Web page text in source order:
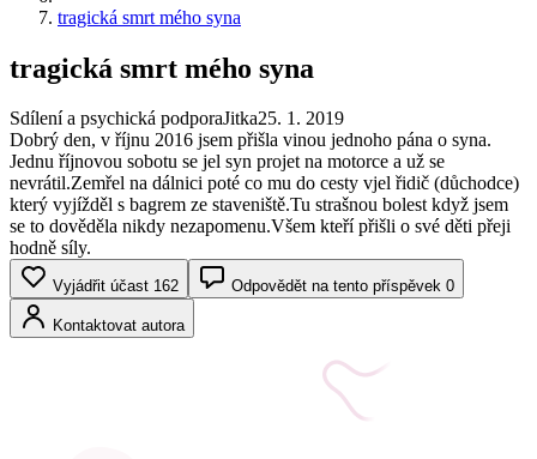
tragická smrt mého syna
tragická smrt mého syna
Sdílení a psychická podporaJitka25. 1. 2019
Dobrý den, v říjnu 2016 jsem přišla vinou jednoho pána o syna.
Jednu říjnovou sobotu se jel syn projet na motorce a už se
nevrátil.Zemřel na dálnici poté co mu do cesty vjel řidič (důchodce)
který vyjížděl s bagrem ze staveniště.Tu strašnou bolest když jsem
se to dověděla nikdy nezapomenu.Všem kteří přišli o své děti přeji
hodně síly.
Vyjádřit účast 162 Odpovědět na tento příspěvek 0
Kontaktovat autora